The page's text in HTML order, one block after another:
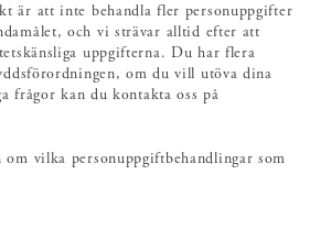
är att inte behandla fler personuppgifter
och vi strävar alltid efter att
uppgifterna. Du har flera
om du vill utöva dina
frågor kan du kontakta oss på
vilka personuppgiftbehandlingar som